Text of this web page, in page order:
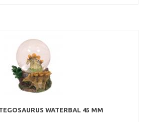
WATERBAL 45 MM